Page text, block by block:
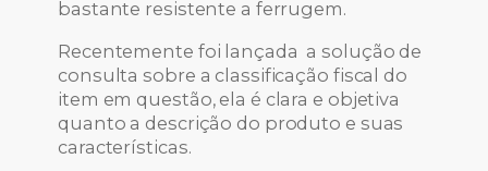
bastante resistente a ferrugem.
Recentemente foi lançada a solução de
consulta sobre a classificação fiscal do
item em questão, ela é clara e objetiva
quanto a descrição do produto e suas
características.